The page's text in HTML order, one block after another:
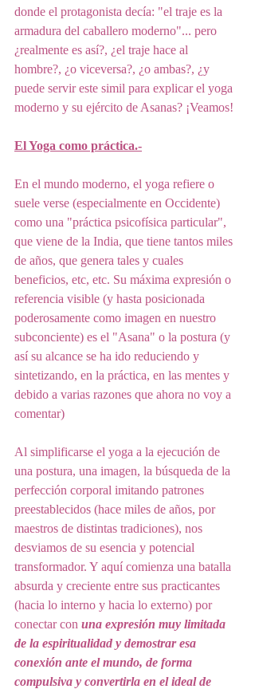
donde el protagonista decía: "el traje es la
armadura del caballero moderno"... pero
¿realmente es así?, ¿el traje hace al
hombre?, ¿o viceversa?, ¿o ambas?, ¿y
puede servir este simil para explicar el yoga
moderno y su ejército de Asanas? ¡Veamos!
El Yoga como práctica.-
En el mundo moderno, el yoga refiere o
suele verse (especialmente en Occidente)
como una "práctica psicofísica particular",
que viene de la India, que tiene tantos miles
de años, que genera tales y cuales
beneficios, etc, etc. Su máxima expresión o
referencia visible (y hasta posicionada
poderosamente como imagen en nuestro
subconciente) es el "Asana" o la postura (y
así su alcance se ha ido reduciendo y
sintetizando, en la práctica, en las mentes y
debido a varias razones que ahora no voy a
comentar)
Al simplificarse el yoga a la ejecución de
una postura, una imagen, la búsqueda de la
perfección corporal imitando patrones
preestablecidos (hace miles de años, por
maestros de distintas tradiciones), nos
desviamos de su esencia y potencial
transformador. Y aquí comienza una batalla
absurda y creciente entre sus practicantes
(hacia lo interno y hacia lo externo) por
conectar con una expresión muy limitada
de la espiritualidad y demostrar esa
conexión ante el mundo, de forma
compulsiva y convertirla en el ideal de